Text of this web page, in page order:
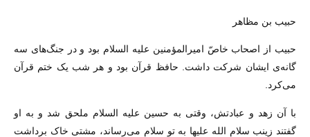
حبیب بن مظاهر
حبیب از اصحاب خاصّ امیرالمؤمنین علیه السلام بود و در جنگ‌هاى سه
گانه‌ى ایشان شرکت داشت. حافظ قرآن بود و هر شب یک ختم قرآن
مى‌کرد.
با آن زهد و عبادتش، وقتى به حسین علیه السلام ملحق شد و به او
گفتند زینب سلام الله علیها به تو سلام مى‌رساند، مشتى خاک برداشت